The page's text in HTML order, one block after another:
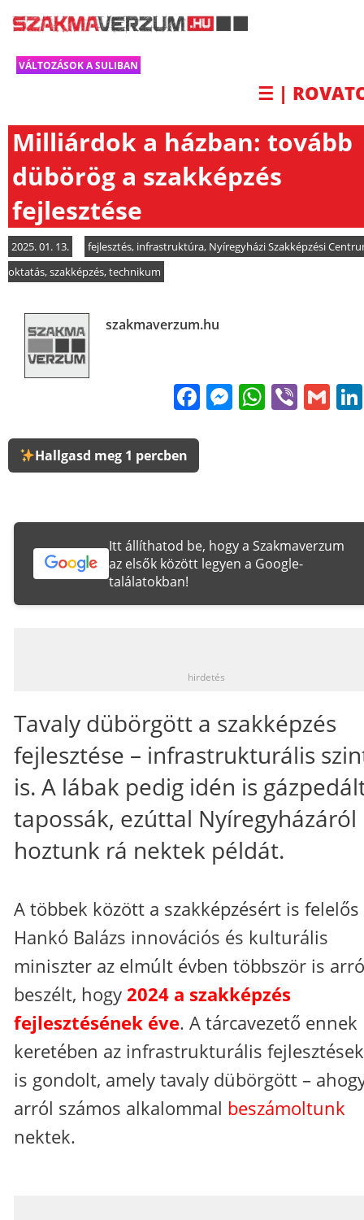
VÁLTOZÁSOK A SULIBAN
☰ |
Milliárdok a házban: tovább
dübörög a szakképzés
fejlesztése
2025. 01. 13. fejlesztés, infrastruktúra, Nyíregyházi Szakképzési
oktatás,szakképzés,technikum
szakmaverzum.hu
FacebookViber
Hallgasd meg 1 percben
Itt állíthatod be, hogy a Szakmaverzum
az elsők között legyen a Google-
találatokban!
hirdetés
Tavaly dübörgött a szakképzés
fejlesztése – infrastrukturális
is. A lábak pedig idén is
tapossák, ezúttal Nyíregyházáról
hoztunk rá nektek példát.
A többek között a szakképzésért is felelős
Hankó Balázs innovációs és kulturális
miniszter az elmúlt évben többször is
beszélt, hogy 2024 a szakképzés
fejlesztésének éve. A tárcavezető ennek
keretében az infrastrukturális
is gondolt, amely tavaly dübörgött –
arról számos alkalommal beszámoltunk
nektek.